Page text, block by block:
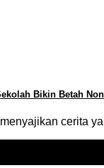
Bikin Betah
cerita